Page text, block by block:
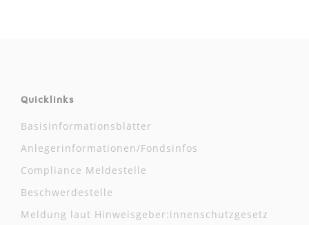
Quicklinks
Basisinformationsblätter
Anlegerinformationen/Fondsinfos
Compliance Meldestelle
Beschwerdestelle
Meldung laut Hinweisgeber:innenschutzgesetz